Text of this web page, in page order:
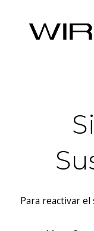
Para reactivar